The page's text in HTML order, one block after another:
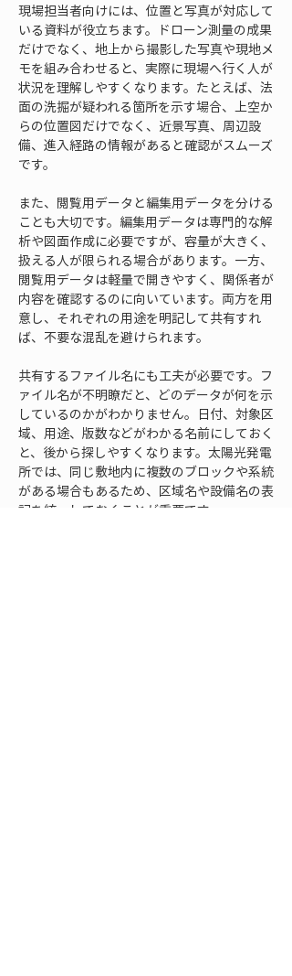
現場担当者向けには、位置と写真が対応して
いる資料が役立ちます。ドローン測量の成果
だけでなく、地上から撮影した写真や現地メ
モを組み合わせると、実際に現場へ行く人が
状況を理解しやすくなります。たとえば、法
面の洗掘が疑われる箇所を示す場合、上空か
らの位置図だけでなく、近景写真、周辺設
備、進入経路の情報があると確認がスムーズ
です。
また、閲覧用データと編集用データを分ける
ことも大切です。編集用データは専門的な解
析や図面作成に必要ですが、容量が大きく、
扱える人が限られる場合があります。一方、
閲覧用データは軽量で開きやすく、関係者が
内容を確認するのに向いています。両方を用
意し、それぞれの用途を明記して共有すれ
ば、不要な混乱を避けられます。
共有するファイル名にも工夫が必要です。フ
ァイル名が不明瞭だと、どのデータが何を示
しているのかがわかりません。日付、対象区
域、用途、版数などがわかる名前にしておく
と、後から探しやすくなります。太陽光発電
所では、同じ敷地内に複数のブロックや系統
がある場合もあるため、区域名や設備名の表
記を統一しておくことが重要です。